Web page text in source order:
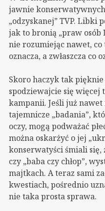
jawnie
„odzyskanej” TVP. Libki
jak to bronią „praw osób
nie rozumiejąc nawet,
oznacza, a zwłaszcza co
Skoro haczyk tak pięknie
spodziewajcie się więcej
kampanii. Jeśli już
tajemnicze „badania”,
oczy, mogą podważać
można oskarżyć o jej
konserwatyści śmiali się,
czy „baba czy chłop”,
majtkach. A teraz sami
kwestiach, pośrednio
nie taka prosta sprawa.